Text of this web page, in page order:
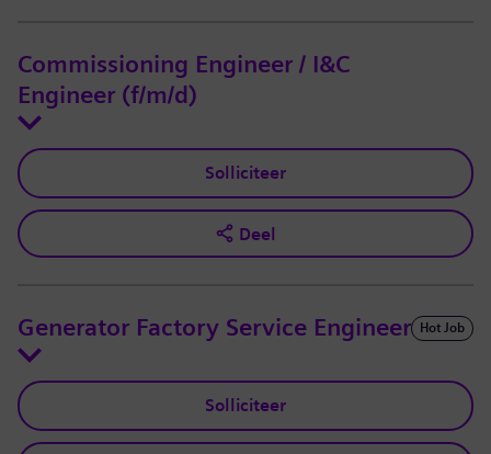
Commissioning Engineer / I&C
Engineer (f/m/d)
Solliciteer
Deel
Generator Factory Service Engineer Hot Job
Solliciteer